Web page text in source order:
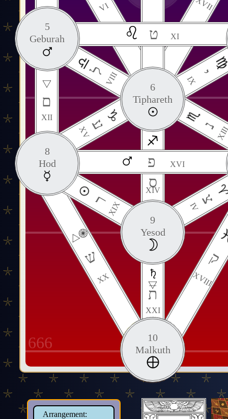
666
XVII
VI
י
IX
ל
VIII
ט XI
5
Geburah
ם
XII
6
Tiphareth
נ ע
XV
ס
XIV
8
Hod
פ XVI
רXIX
צ
IV
ק
XVIII
ש
XX
9
Yesod
ת
XXI
10
Malkuth
Arrangement: